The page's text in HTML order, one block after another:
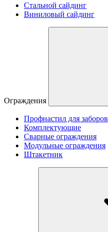
Стальной сайдинг
Виниловый сайдинг
Ограждения
Профнастил для заборов
Комплектующие
Сварные ограждения
Модульные ограждения
Штакетник